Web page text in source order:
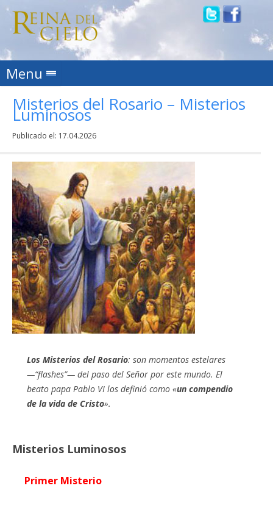
Menu Skip to content
Misterios del Rosario – Misterios
Luminosos
Publicado el: 17.04.2026
Los Misterios del Rosario: son momentos estelares
—“flashes”— del paso del Señor por este mundo. El
beato papa Pablo VI los definió como «un compendio
de la vida de Cristo».
Misterios Luminosos
Primer Misterio